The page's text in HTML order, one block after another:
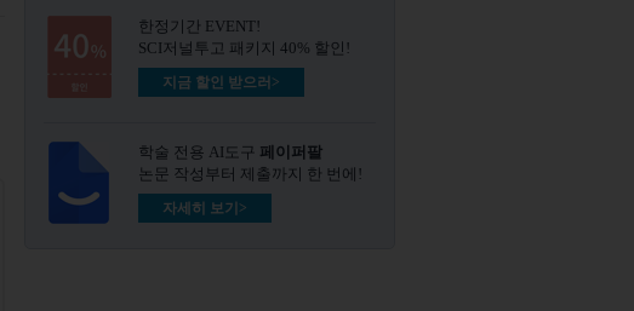
한정기간 EVENT!
SCI저널투고 패키지 40% 할인!
지금 할인 받으러>
학술 전용 AI도구 페이퍼팔
논문 작성부터 제출까지 한 번에!
자세히 보기>